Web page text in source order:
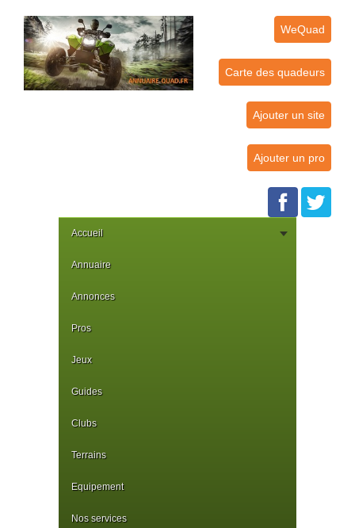
WeQuad
Carte des quadeurs
Ajouter un site
Ajouter un pro
Accueil
Annuaire
Annonces
Pros
Jeux
Guides
Clubs
Terrains
Equipement
Nos services